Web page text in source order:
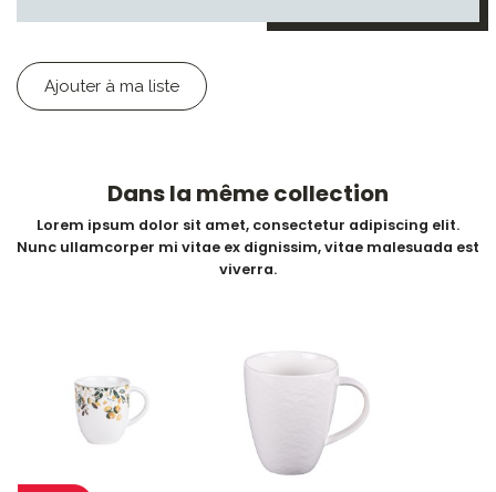
Ajouter à ma liste
Dans la même collection
Lorem ipsum dolor sit amet, consectetur adipiscing elit.
Nunc ullamcorper mi vitae ex dignissim, vitae malesuada est
viverra.